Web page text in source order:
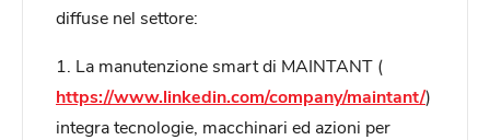
diffuse nel settore:
1. La manutenzione smart di MAINTANT (
https://www.linkedin.com/company/maintant/)
integra tecnologie, macchinari ed azioni per